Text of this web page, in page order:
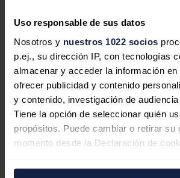
Uso responsable de sus datos
Nosotros y nuestros 1022 socios
p.ej., su dirección IP, con tecnologías
almacenar y acceder la información
ofrecer publicidad y contenido
y contenido, investigación de
Tiene la opción de seleccionar quién
propósitos. Puede cambiar o retirar su
momento desde la Declaración de
de euros. Además, la compañía continúa
Gobierno de España.
Noticias relacionadas
Siemens Gamesa
trimestrales por